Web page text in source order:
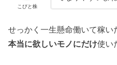
こびと株
せっかく一生懸命働いて稼い
本当に欲しいモノにだけ使い